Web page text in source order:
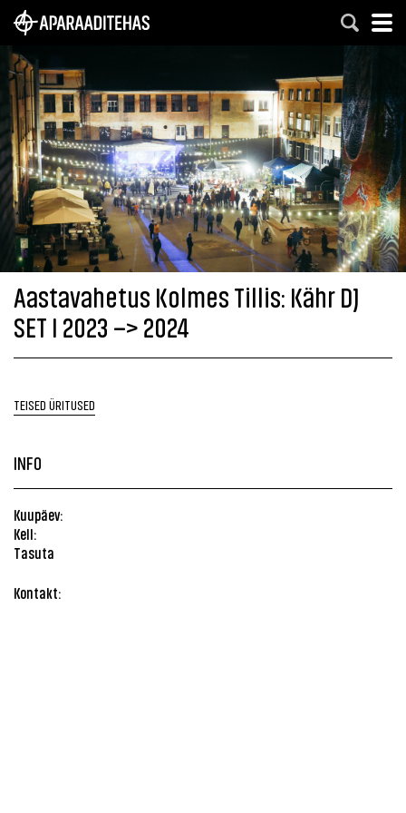
Aastavahetus Kolmes Tillis: Kähr DJ
SET I 2023 –> 2024
TEISED ÜRITUSED
INFO
Kuupäev:
Kell:
Tasuta
Kontakt: